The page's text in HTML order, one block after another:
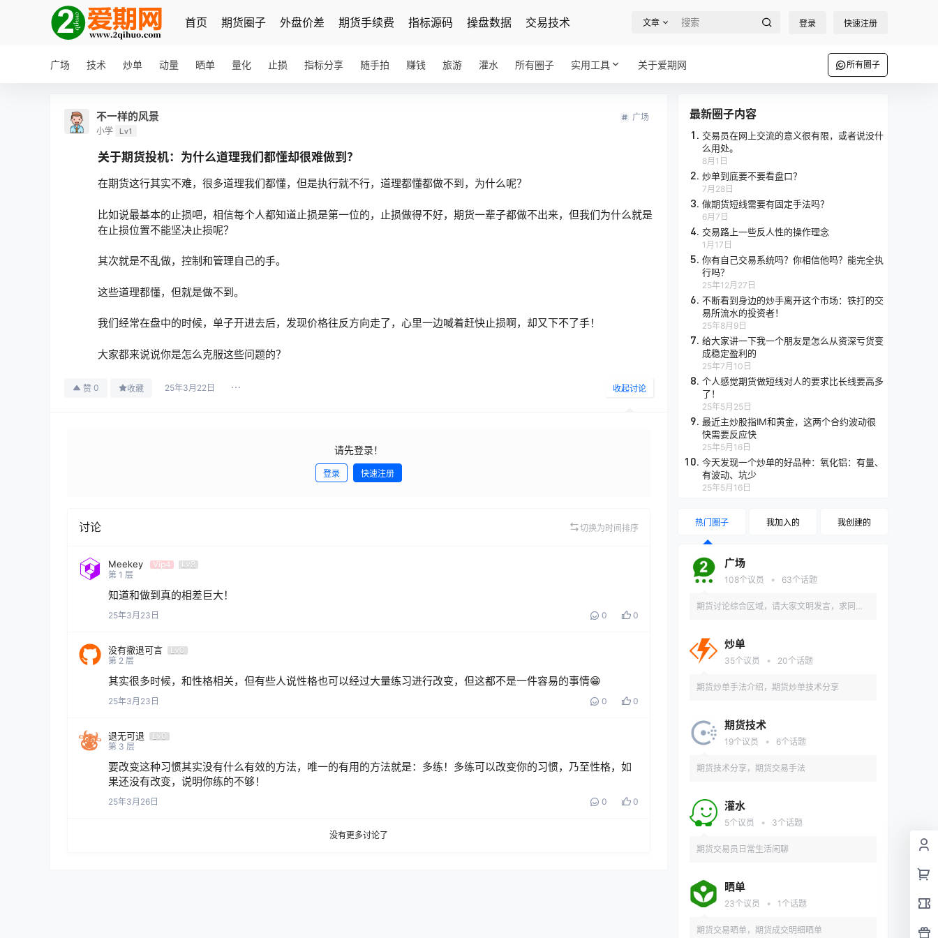
首页 期货圈子 外盘价差 期货手续费 指标源码 操盘数据 交易技术 文章 登录 快速注册
广场 技术 炒单 动量 晒单 量化 止损 指标分享 随手拍 赚钱 旅游 灌水 所有圈子 实用工具 关于爱期网 所有圈子
不一样的风景
小学 Lv1
广场
关于期货投机：为什么道理我们都懂却很难做到？
在期货这行其实不难，很多道理我们都懂，但是执行就不行，道理都懂都做不到，为什么呢？
比如说最基本的止损吧，相信每个人都知道止损是第一位的，止损做得不好，期货一辈子都做不出来，但我们为什么就是
在止损位置不能坚决止损呢？
其次就是不乱做，控制和管理自己的手。
这些道理都懂，但就是做不到。
我们经常在盘中的时候，单子开进去后，发现价格往反方向走了，心里一边喊着赶快止损啊，却又下不了手！
大家都来说说你是怎么克服这些问题的？
赞 0 收藏 25年3月22日 收起讨论
请先登录！
登录 快速注册
讨论 切换为时间排序
Meekey Vip4
Lv8
第 1 层
知道和做到真的相差巨大！
25年3月23日 0 0
没有撤退可言
Lv0
第 2 层
其实很多时候，和性格相关，但有些人说性格也可以经过大量练习进行改变，但这都不是一件容易的事情😁
25年3月23日 0 0
退无可退
Lv0
第 3 层
要改变这种习惯其实没有什么有效的方法，唯一的有用的方法就是：多练！多练可以改变你的习惯，乃至性格，如
果还没有改变，说明你练的不够！
25年3月26日 0 0
没有更多讨论了
最新圈子内容
1. 交易员在网上交流的意义很有限，或者说没什
么用处。
8月1日
2. 炒单到底要不要看盘口？
7月28日
3. 做期货短线需要有固定手法吗？
6月7日
4. 交易路上一些反人性的操作理念
1月17日
5. 你有自己交易系统吗？你相信他吗？能完全执
行吗？
25年12月27日
6. 不断看到身边的炒手离开这个市场：铁打的交
易所流水的投资者！
25年8月9日
7. 给大家讲一下我一个朋友是怎么从资深亏货变
成稳定盈利的
25年7月10日
8. 个人感觉期货做短线对人的要求比长线要高多
了！
25年5月25日
9. 最近主炒股指IM和黄金，这两个合约波动很
快需要反应快
25年5月16日
10. 今天发现一个炒单的好品种：氧化铝：有量、
有波动、坑少
25年5月16日
热门圈子 我加入的 我创建的
广场
108个议员 • 63个话题
期货讨论综合区域，请大家文明发言，求同存
炒单
35个议员 • 20个话题
期货炒单手法介绍，期货炒单技术分享
期货技术
19个议员 • 6个话题
期货技术分享，期货交易手法
灌水
5个议员 • 3个话题
期货交易员日常生活闲聊
晒单
23个议员 • 1 个话题
期货交易晒单，期货成交明细晒单